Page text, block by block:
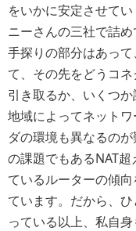
をいかに安定させて
ニーさんの三社で詰
手探りの部分はあっ
て、その先をどうコ
引き取るか、いくつか
地域によってネット
ダの環境も異なるの
の課題でもあるNAT
ているルーターの傾
ています。だから、
っている以上、私自